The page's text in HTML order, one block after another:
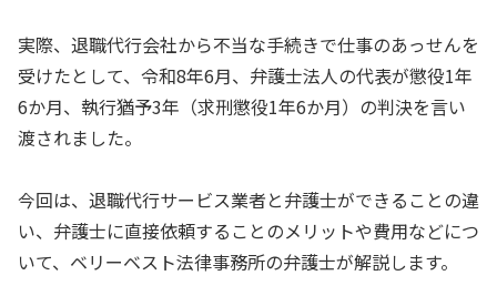
実際、退職代行会社から不当な手続きで仕事のあっせんを
受けたとして、令和8年6月、弁護士法人の代表が懲役1年
6か月、執行猶予3年（求刑懲役1年6か月）の判決を言い
渡されました。
今回は、退職代行サービス業者と弁護士ができることの違
い、弁護士に直接依頼することのメリットや費用などにつ
いて、ベリーベスト法律事務所の弁護士が解説します。